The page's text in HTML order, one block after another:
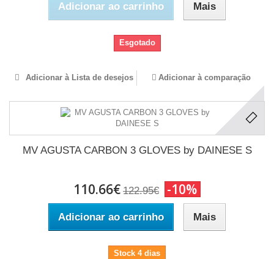
Adicionar ao carrinho Mais
Esgotado
Adicionar à Lista de desejos Adicionar à comparação
MV AGUSTA CARBON 3 GLOVES by DAINESE S
110.66€ 122.95€ -10%
Adicionar ao carrinho Mais
Stock 4 dias